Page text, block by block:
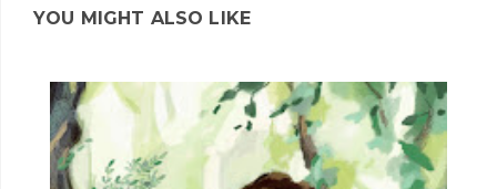
YOU MIGHT ALSO LIKE